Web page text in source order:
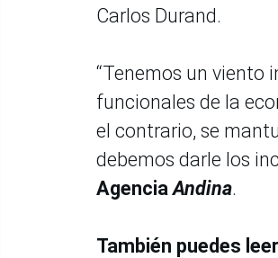
Carlos Durand.
“Tenemos un viento
funcionales de la
el contrario, se
debemos darle los
AgenciaAndina.
También puedes